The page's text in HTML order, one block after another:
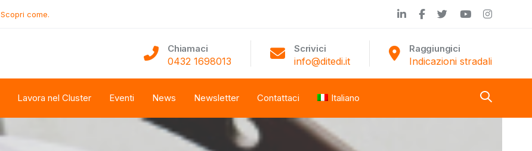
Scopri come.
Chiamaci
0432 1698013
Scrivici
info@ditedi.it
Raggiungici
Indicazioni stradali
Lavora nel Cluster Eventi News Newsletter Contattaci Italiano